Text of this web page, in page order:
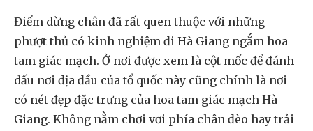
Điểm dừng chân đã rất quen thuộc với những
phượt thủ có kinh nghiệm đi Hà Giang ngắm hoa
tam giác mạch. Ở nơi được xem là cột mốc để đánh
dấu nơi địa đầu của tổ quốc này cũng chính là nơi
có nét đẹp đặc trưng của hoa tam giác mạch Hà
Giang. Không nằm chơi vơi phía chân đèo hay trải